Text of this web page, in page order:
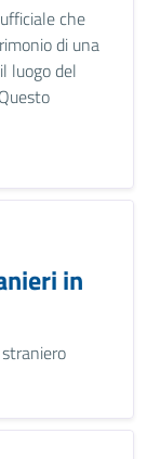
che
di una
luogo del
in